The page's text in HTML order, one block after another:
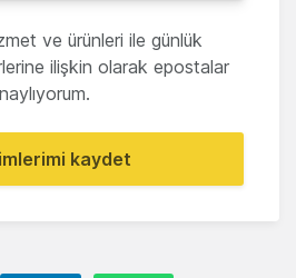
ve ürünleri ile günlük
ilişkin olarak epostalar
kaydet